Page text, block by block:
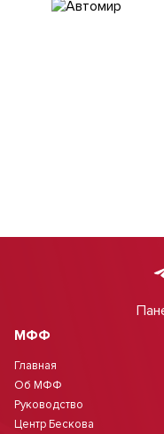
МФФ
Главная
Об МФФ
Руководство
Центр Бескова